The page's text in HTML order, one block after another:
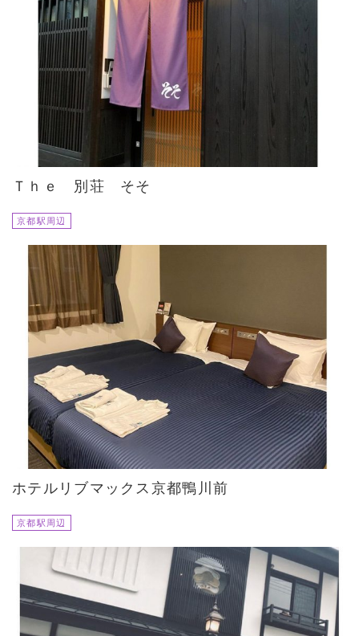
Ｔｈｅ 別荘 そそ
京都駅周辺
ホテルリブマックス京都鴨川前
京都駅周辺